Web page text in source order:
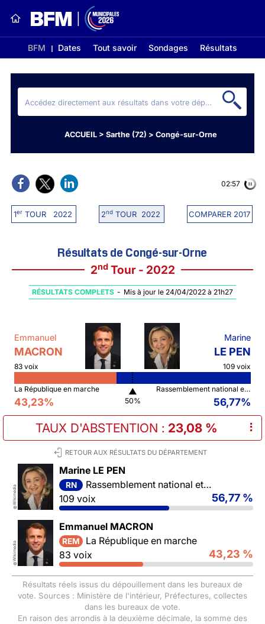
BFM Dates Tout savoir Sondages Résultats
ACCUEIL > Sarthe (72) > Congé-sur-Orne
1erTOUR 2022 2ndTOUR 2022 COMPARER 2017
02:56
Résultats de Congé-sur-Orne
2ndTour - 2022
RÉSULTATS COMPLETS - Mis à jour le 24/04/2022 à 21h27
Emmanuel
MACRON
83 voix
Marine
LE PEN
109 voix
La République en marche
43,23%
▲
50%
Rassemblement national et ses alliés
56,77%
TAUX D'ABSTENTION : 23,08 % ⠇
RETOUR AUX RÉSULTATS DU DÉPARTEMENT
©
Wikimedia
Marine LE PEN
RN
Rassemblement national et ses alliés
109 voix
56,77 %
©
Wikimedia
Emmanuel MACRON
REM
La République en marche
83 voix
43,23 %
Résultats réels issus du dépouillement dans les bureaux de
vote. Sources : Ministère de l'intérieur, Préfectures, collectes
dans les bureaux de vote.
En raison des arrondis à la deuxième décimale, la somme des